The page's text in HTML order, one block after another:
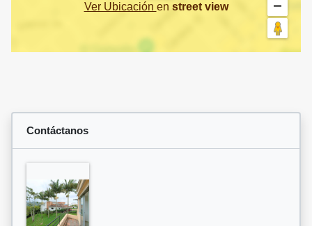
Ver Ubicación en street view
Contáctanos